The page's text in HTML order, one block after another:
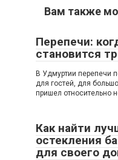
Вам также
Перепечи:
становится
В Удмуртии перепечи
для гостей, для
пришел относительно
Как найти
остекления
для своего